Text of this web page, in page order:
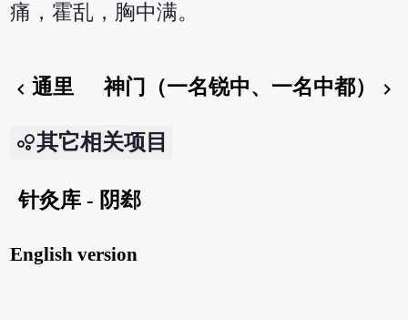
痛，霍乱，胸中满。
chevron_left通里 神门（一名锐中、一名中都） chevron_right
其它相关项目
针灸库 - 阴郄
English version